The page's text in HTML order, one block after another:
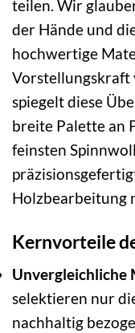
teilen. Wir
der Hände und
hochwertige
Vorstellungskraft
spiegelt diese
breite Palette an
feinsten
Holzbearbeitung
Kernvorteile
Unvergleichliche
selektieren nur
nachhaltig